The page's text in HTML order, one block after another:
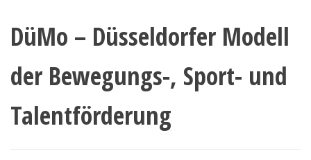
DüMo – Düsseldorfer Modell
der Bewegungs-, Sport- und
Talentförderung